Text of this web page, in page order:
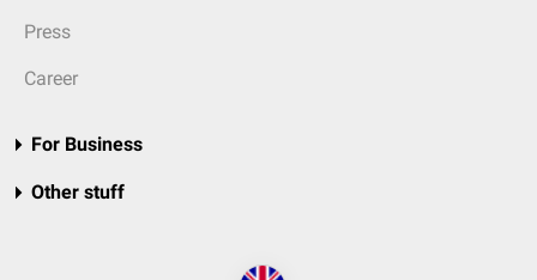
Press
Career
For Business
Other stuff